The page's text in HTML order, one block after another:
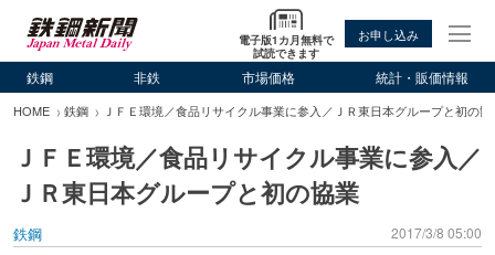
電子版1カ月無料で
試読できます
お申し込み
鉄鋼 非鉄 市場価格 統計・販価情報
HOME 鉄鋼 ＪＦＥ環境／食品リサイクル事業に参入／ＪＲ東日本グループと初の協
ＪＦＥ環境／食品リサイクル事業に参入／
ＪＲ東日本グループと初の協業
鉄鋼 2017/3/8 05:00